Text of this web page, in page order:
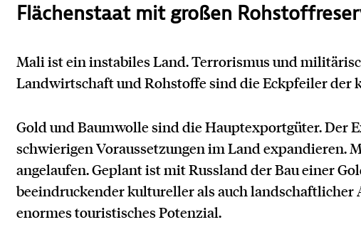
Flächenstaat mit großen
Mali ist ein instabiles Land. Terrorismus und
Landwirtschaft und Rohstoffe sind die Eckpfeiler der
Gold und Baumwolle sind die Hauptexportgüter. Der
schwierigen Voraussetzungen im Land expandieren.
angelaufen. Geplant ist mit Russland der Bau einer
beeindruckender kultureller als auch
enormes touristisches Potenzial.